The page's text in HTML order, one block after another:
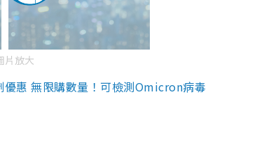
片放大
惠 無限購數量！可檢測Omicron病毒